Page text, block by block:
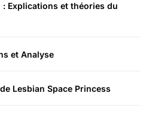
Explications et théories du
et Analyse
Lesbian Space Princess